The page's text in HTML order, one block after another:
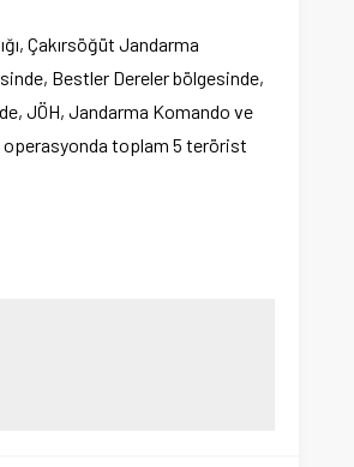
Çakırsöğüt Jandarma
Bestler Dereler bölgesinde,
JÖH, Jandarma Komando ve
operasyonda toplam 5 terörist